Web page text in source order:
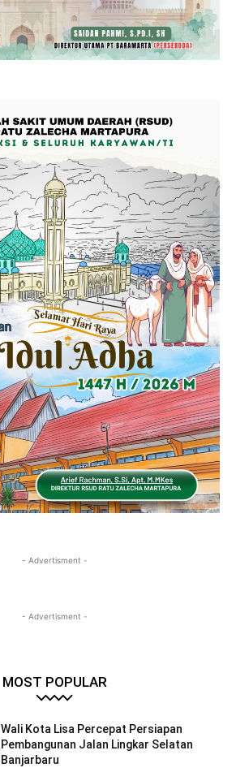
- Advertisment -
- Advertisment -
MOST POPULAR
Wali Kota Lisa Percepat Persiapan
Pembangunan Jalan Lingkar Selatan
Banjarbaru